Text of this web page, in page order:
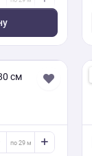
см